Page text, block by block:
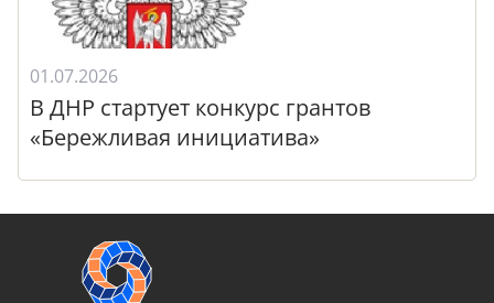
01.07.2026
В ДНР стартует конкурс грантов
«Бережливая инициатива»